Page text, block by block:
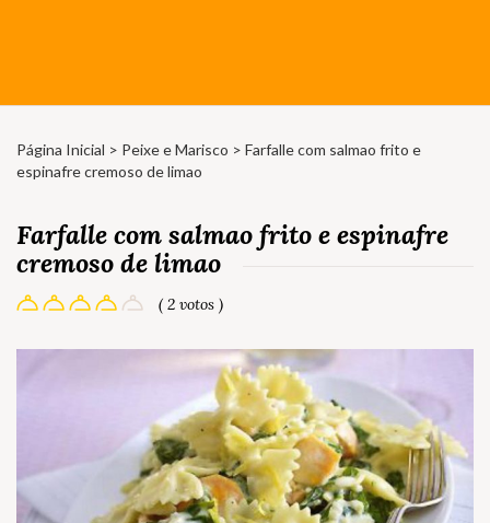
Página Inicial > Peixe e Marisco > Farfalle com salmao frito e
espinafre cremoso de limao
Farfalle com salmao frito e espinafre
cremoso de limao
( 2 votos )